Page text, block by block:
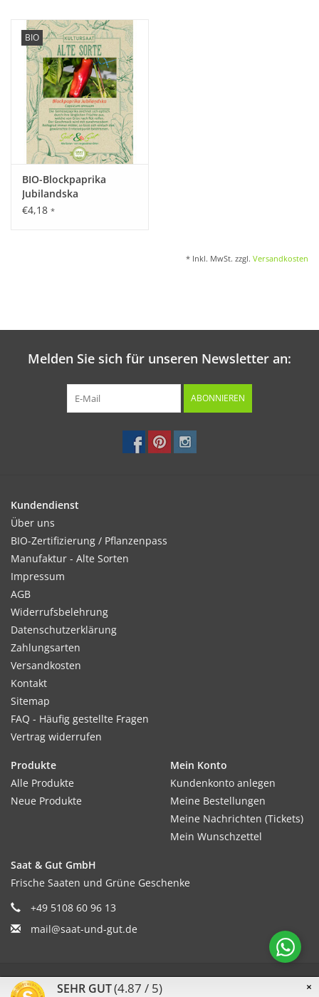
BIO
BIO-Blockpaprika
Jubilandska
€4,18 *
* Inkl. MwSt. zzgl. Versandkosten
Melden Sie sich für unseren Newsletter an:
ABONNIEREN
Kundendienst
Über uns
BIO-Zertifizierung / Pflanzenpass
Manufaktur - Alte Sorten
Impressum
AGB
Widerrufsbelehrung
Datenschutzerklärung
Zahlungsarten
Versandkosten
Kontakt
Sitemap
FAQ - Häufig gestellte Fragen
Vertrag widerrufen
Produkte
Alle Produkte
Neue Produkte
Mein Konto
Kundenkonto anlegen
Meine Bestellungen
Meine Nachrichten (Tickets)
Mein Wunschzettel
Saat & Gut GmbH
Frische Saaten und Grüne Geschenke
+49 5108 60 96 13
mail@saat-und-gut.de
© Copyright 2026 Saat & Gut - Powered by ×
SEHR GUT(4.87 / 5)